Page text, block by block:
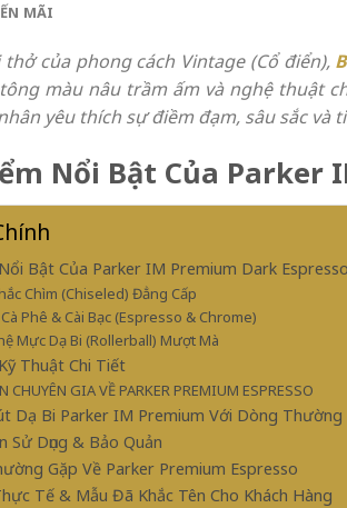
MÃI
của phong cách Vintage (Cổ điển),
màu nâu trầm ấm và nghệ thuật
yêu thích sự điềm đạm, sâu sắc và
Nổi Bật Của Parker
Bật Của Parker IM Premium Dark Espresso
Chìm (Chiseled) Đẳng Cấp
Phê & Cài Bạc (Espresso & Chrome)
Mực Dạ Bi (Rollerball) Mượt Mà
Thuật Chi Tiết
CHUYÊN GIA VỀ PARKER PREMIUM ESPRESSO
Dạ Bi Parker IM Premium Với Dòng Thường
Sử Dụng & Bảo Quản
Gặp Về Parker Premium Espresso
Tế & Mẫu Đã Khắc Tên Cho Khách Hàng